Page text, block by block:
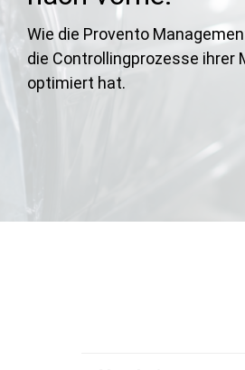
Wie die Provento
die Controllingprozesse ihrer
optimiert hat.